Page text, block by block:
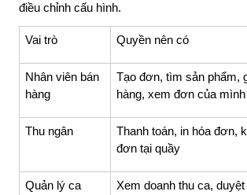
điều chỉnh cấu hình.
Vai trò Quyền nên có
Nhân viên bán
hàng
Tạo đơn, tìm sản phẩm,
hàng, xem đơn của mình
Thu ngân
Thanh toán, in hóa đơn,
đơn tại quầy
Quản lý ca
Xem doanh thu ca,